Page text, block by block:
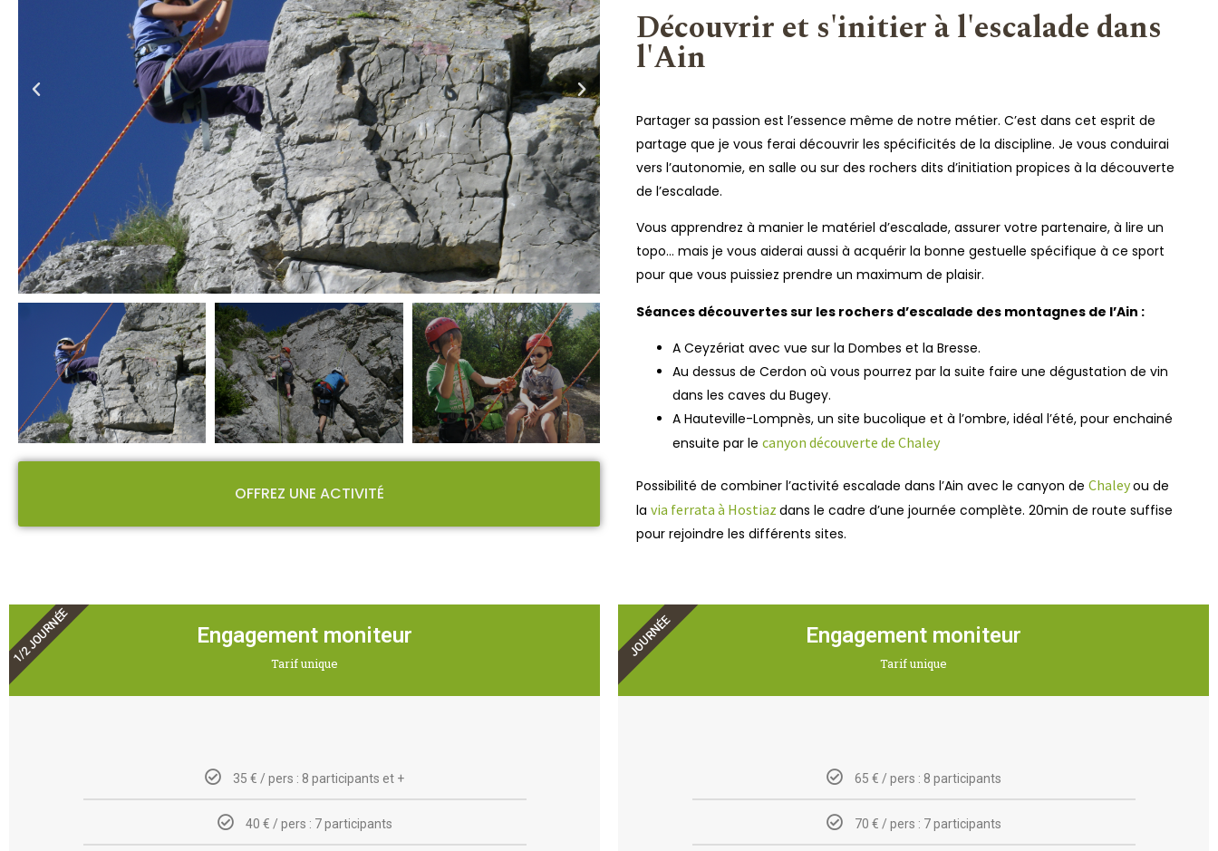
OFFREZ UNE ACTIVITÉ
Découvrir et s'initier à l'escalade dans
l'Ain
Partager sa passion est l’essence même de notre métier. C’est dans cet esprit de
partage que je vous ferai découvrir les spécificités de la discipline. Je vous conduirai
vers l’autonomie, en salle ou sur des rochers dits d’initiation propices à la découverte
de l’escalade.
Vous apprendrez à manier le matériel d’escalade, assurer votre partenaire, à lire un
topo… mais je vous aiderai aussi à acquérir la bonne gestuelle spécifique à ce sport
pour que vous puissiez prendre un maximum de plaisir.
Séances découvertes sur les rochers d’escalade des montagnes de l’Ain :
A Ceyzériat avec vue sur la Dombes et la Bresse.
Au dessus de Cerdon où vous pourrez par la suite faire une dégustation de vin
dans les caves du Bugey.
A Hauteville-Lompnès, un site bucolique et à l’ombre, idéal l’été, pour enchainé
ensuite par le canyon découverte de Chaley
Possibilité de combiner l’activité escalade dans l’Ain avec le canyon de Chaleyou de
la via ferrata à Hostiaz dans le cadre d’une journée complète. 20min de route suffise
pour rejoindre les différents sites.
Engagement moniteur
Tarif unique
35 € / pers : 8 participants et +
40 € / pers : 7 participants
1/2 JOURNÉE Engagement moniteur
Tarif unique
65 € / pers : 8 participants
70 € / pers : 7 participants
JOURNÉE